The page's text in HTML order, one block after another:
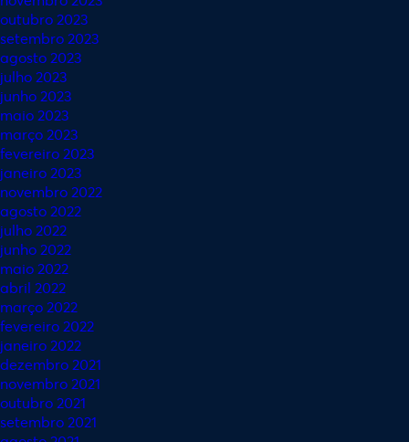
outubro 2023
setembro 2023
agosto 2023
julho 2023
junho 2023
maio 2023
março 2023
fevereiro 2023
janeiro 2023
novembro 2022
agosto 2022
julho 2022
junho 2022
maio 2022
abril 2022
março 2022
fevereiro 2022
janeiro 2022
dezembro 2021
novembro 2021
outubro 2021
setembro 2021